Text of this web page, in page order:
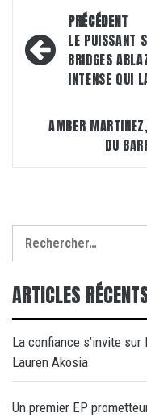
Navigation
d’article
PRÉCÉDENT
LE PUISSANT
BRIDGES
INTENSE QUI
AMBER
DU
ARTICLES
La confiance s’invite sur
Lauren Akosia
Un premier EP